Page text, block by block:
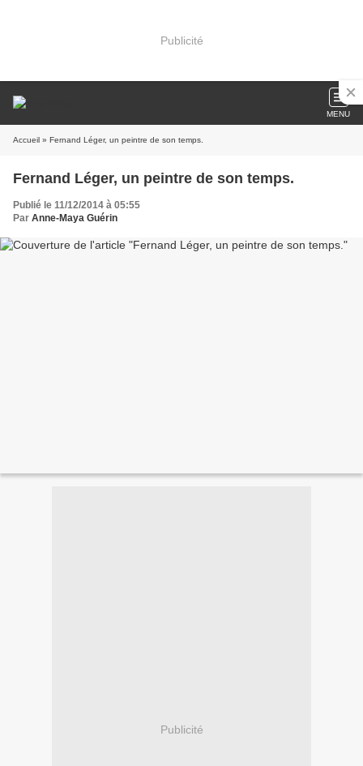
Publicité
MENU
Accueil » Fernand Léger, un peintre de son temps.
Fernand Léger, un peintre de son temps.
Publié le 11/12/2014 à 05:55
Par Anne-Maya Guérin
Publicité